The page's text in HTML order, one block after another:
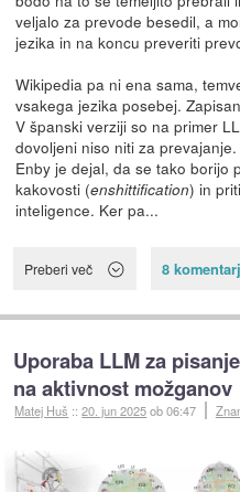
veljalo za prevode besedil, a
jezika in na koncu preveriti
Wikipedia pa ni ena sama,
vsakega jezika posebej.
V španski verziji so na primer
dovoljeni niso niti za
Enby je dejal, da se tako borijo
kakovosti (enshittification) in
inteligence. Ker pa...
Preberi več 8
Uporaba LLM za
na aktivnost možganov
Matej Huš ::20. jun 2025ob 06:47